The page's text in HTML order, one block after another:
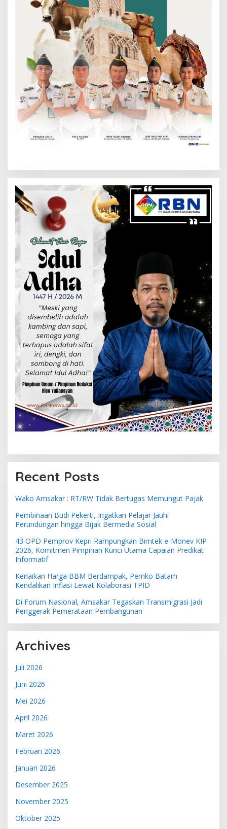
Recent Posts
Wako Amsakar : RT/RW Tidak Bertugas Memungut Pajak
Pembinaan Budi Pekerti, Ingatkan Pelajar Jauhi
Perundungan hingga Bijak Bermedia Sosial
43 OPD Pemprov Kepri Rampungkan Bimtek e-Monev KIP
2026, Komitmen Pimpinan Kunci Utama Capaian Predikat
Informatif
Kenaikan Harga BBM Berdampak, Pemko Batam
Kendalikan Inflasi Lewat Kolaborasi TPID
Di Forum Nasional, Amsakar Tegaskan Transmigrasi Jadi
Penggerak Pemerataan Pembangunan
Archives
Juli 2026
Juni 2026
Mei 2026
April 2026
Maret 2026
Februari 2026
Januari 2026
Desember 2025
November 2025
Oktober 2025